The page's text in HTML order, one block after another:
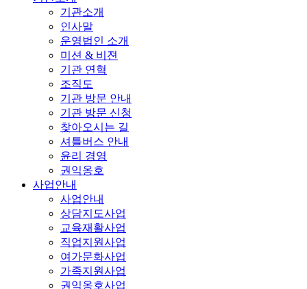
기관소개
인사말
운영법인 소개
미션 & 비젼
기관 연혁
조직도
기관 방문 안내
기관 방문 신청
찾아오시는 길
셔틀버스 안내
윤리 경영
권익옹호
사업안내
사업안내
상담지도사업
교육재활사업
직업지원사업
여가문화사업
가족지원사업
권익옹호사업